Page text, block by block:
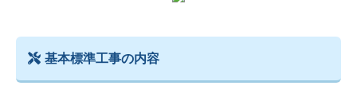
基本標準工事の内容